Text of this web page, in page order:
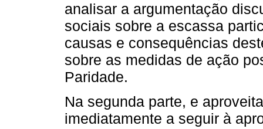
analisar a argumentação
sociais sobre a escassa
causas e consequências
sobre as medidas de ação
Paridade.
Na segunda parte, e
imediatamente a seguir à